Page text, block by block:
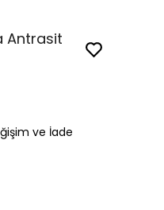
Antrasit
ve İade